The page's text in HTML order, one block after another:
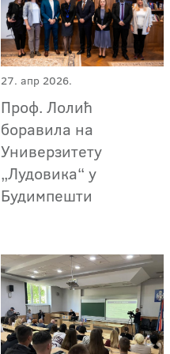
27. апр 2026.
Проф. Лолић
боравила на
Универзитету
„Лудовика“ у
Будимпешти